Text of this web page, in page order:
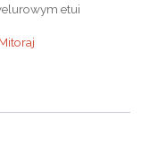
etui